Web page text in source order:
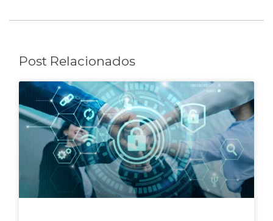
Post Relacionados